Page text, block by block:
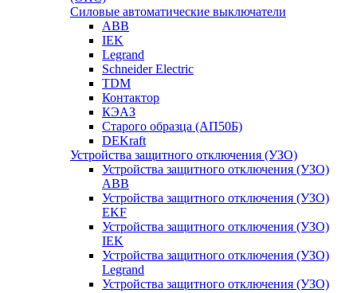
Силовые автоматические выключатели
ABB
IEK
Legrand
Schneider Electric
TDM
Контактор
КЭАЗ
Старого образца (АП50Б)
DEKraft
Устройства защитного отключения (УЗО)
Устройства защитного отключения (УЗО)
ABB
Устройства защитного отключения (УЗО)
EKF
Устройства защитного отключения (УЗО)
IEK
Устройства защитного отключения (УЗО)
Legrand
Устройства защитного отключения (УЗО)